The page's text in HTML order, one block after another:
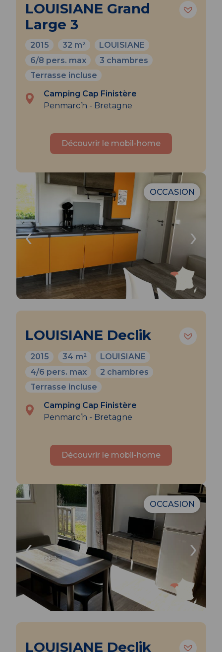
LOUISIANE Grand
Large 3
2015 32 m²
LOUISIANE
6/8 pers. max
3 chambres
Terrasse incluse
Camping Cap Finistère
Penmarc’h - Bretagne
Découvrir le mobil-home
OCCASION
‹ ›
LOUISIANE Declik
2015 34 m²
LOUISIANE
4/6 pers. max
2 chambres
Terrasse incluse
Camping Cap Finistère
Penmarc’h - Bretagne
Découvrir le mobil-home
OCCASION
‹ ›
LOUISIANE Declik